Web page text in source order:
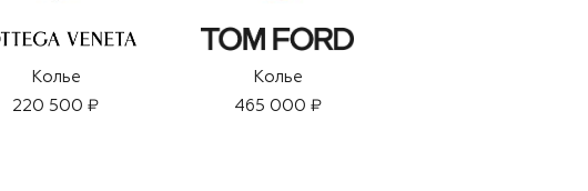
Колье
220 500 ₽
Колье
465 000 ₽